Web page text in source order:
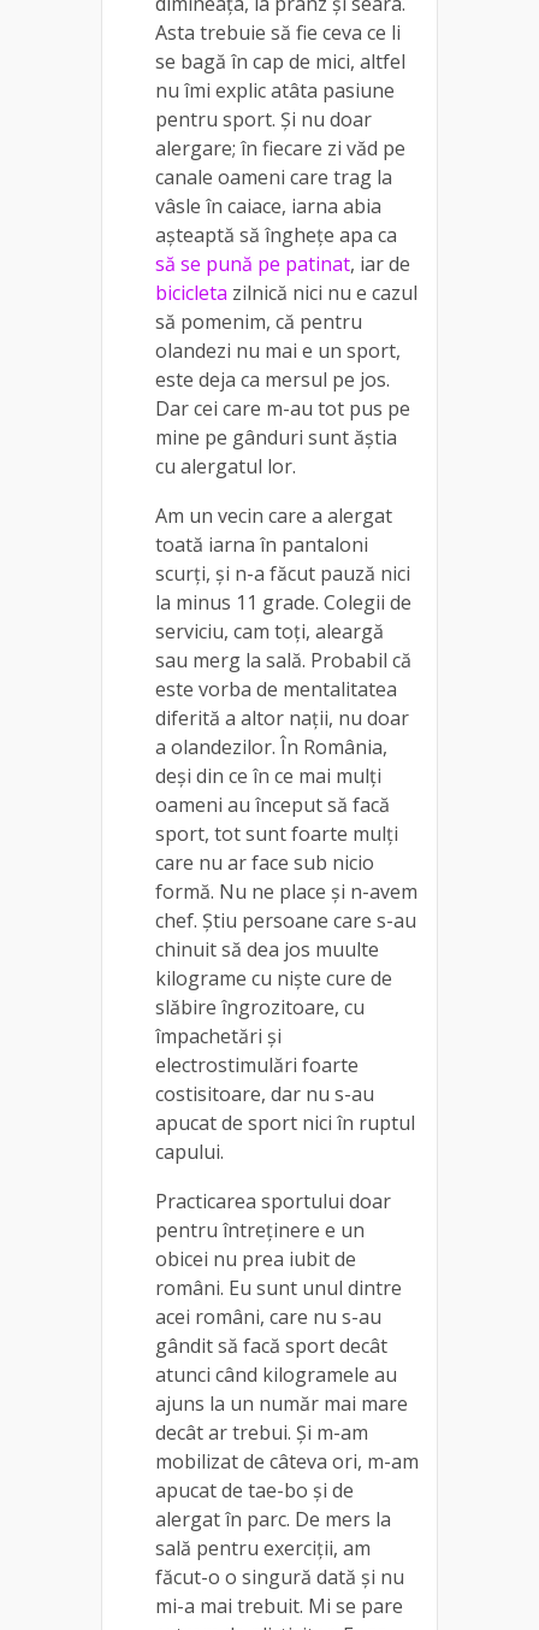
Asta trebuie să fie ceva ce li
se bagă în cap de mici, altfel
nu îmi explic atâta pasiune
pentru sport. Și nu doar
alergare; în fiecare zi văd pe
canale oameni care trag la
vâsle în caiace, iarna abia
așteaptă să înghețe apa ca
să se pună pe patinat, iar de
bicicleta zilnică nici nu e cazul
să pomenim, că pentru
olandezi nu mai e un sport,
este deja ca mersul pe jos.
Dar cei care m-au tot pus pe
mine pe gânduri sunt ăștia
cu alergatul lor.
Am un vecin care a alergat
toată iarna în pantaloni
scurți, și n-a făcut pauză nici
la minus 11 grade. Colegii de
serviciu, cam toți, aleargă
sau merg la sală. Probabil că
este vorba de mentalitatea
diferită a altor nații, nu doar
a olandezilor. În România,
deși din ce în ce mai mulți
oameni au început să facă
sport, tot sunt foarte mulți
care nu ar face sub nicio
formă. Nu ne place și n-avem
chef. Știu persoane care s-au
chinuit să dea jos muulte
kilograme cu niște cure de
slăbire îngrozitoare, cu
împachetări și
electrostimulări foarte
costisitoare, dar nu s-au
apucat de sport nici în ruptul
capului.
Practicarea sportului doar
pentru întreținere e un
obicei nu prea iubit de
români. Eu sunt unul dintre
acei români, care nu s-au
gândit să facă sport decât
atunci când kilogramele au
ajuns la un număr mai mare
decât ar trebui. Și m-am
mobilizat de câteva ori, m-am
apucat de tae-bo și de
alergat în parc. De mers la
sală pentru exerciții, am
făcut-o o singură dată și nu
mi-a mai trebuit. Mi se pare